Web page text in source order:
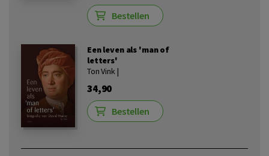
Bestellen
Een leven als 'man of
letters'
Ton Vink |
34,90
Bestellen